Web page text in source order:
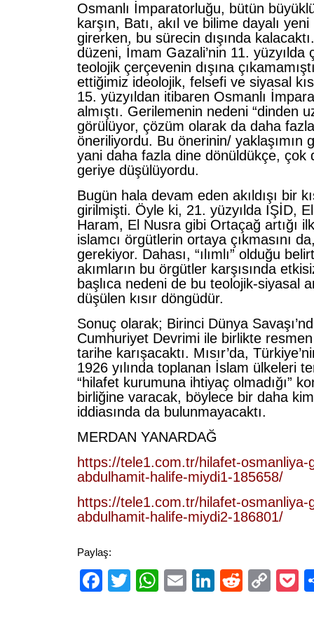
Osmanlı İmparatorluğu, bütün
karşın, Batı, akıl ve bilime dayalı
girerken, bu sürecin dışında
düzeni, İmam Gazali’nin 11. yüzyılda
teolojik çerçevenin dışına
ettiğimiz ideolojik, felsefi ve siyasal
15. yüzyıldan itibaren Osmanlı
almıştı. Gerilemenin nedeni “dinden
görülüyor, çözüm olarak da daha
öneriliyordu. Bu önerinin/ yaklaşımın
yani daha fazla dine dönüldükçe, çok
geriye düşülüyordu.
Bugün hala devam eden akıldışı bir
girilmişti. Öyle ki, 21. yüzyılda IŞİD,
Haram, El Nusra gibi Ortaçağ artığı
islamcı örgütlerin ortaya çıkmasını
gerekiyor. Dahası, “ılımlı” olduğu
akımların bu örgütler karşısında
başlıca nedeni de bu teolojik-siyasal
düşülen kısır döngüdür.
Sonuç olarak; Birinci Dünya
Cumhuriyet Devrimi ile birlikte
tarihe karışacaktı. Mısır’da,
1926 yılında toplanan İslam ülkeleri
“hilafet kurumuna ihtiyaç olmadığı”
birliğine varacak, böylece bir daha
iddiasında da bulunmayacaktı.
MERDAN YANARDAĞ
https://tele1.com.tr/hilafet-osmanliya-
abdulhamit-halife-miydi1-185658/
https://tele1.com.tr/hilafet-osmanliya-
abdulhamit-halife-miydi2-186801/
Paylaş:
Facebook
TwitterWhatsApp
EmailLinkedIn
Reddit